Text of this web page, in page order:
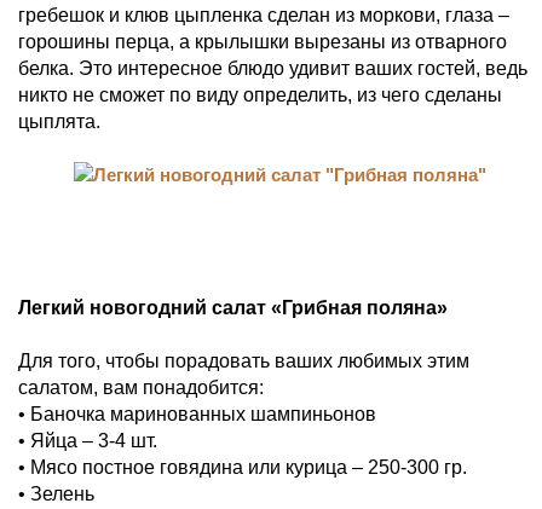
гребешок и клюв цыпленка сделан из моркови, глаза –
горошины перца, а крылышки вырезаны из отварного
белка. Это интересное блюдо удивит ваших гостей, ведь
никто не сможет по виду определить, из чего сделаны
цыплята.
Легкий новогодний салат «Грибная поляна»
Для того, чтобы порадовать ваших любимых этим
салатом, вам понадобится:
• Баночка маринованных шампиньонов
• Яйца – 3-4 шт.
• Мясо постное говядина или курица – 250-300 гр.
• Зелень